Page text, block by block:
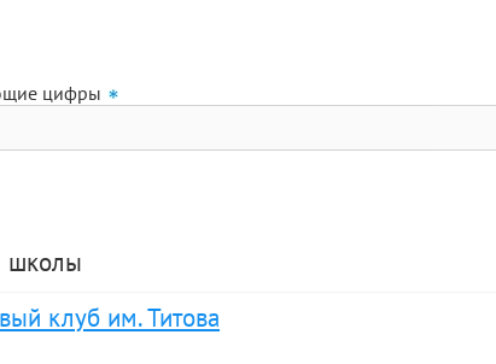
цифры
школы
клуб им. Титова